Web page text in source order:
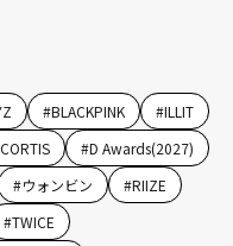
#BLACKPINK #ILLIT
CORTIS #D Awards(2027)
#ウォンビン #RIIZE
#TWICE